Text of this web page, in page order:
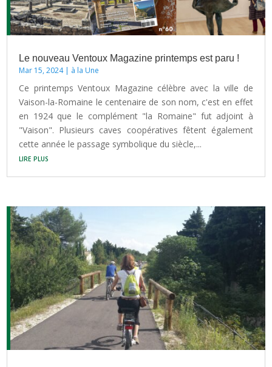
Le nouveau Ventoux Magazine printemps est paru !
Mar 15, 2024| à la Une
Ce printemps Ventoux Magazine célèbre avec la ville de
Vaison-la-Romaine le centenaire de son nom, c'est en effet
en 1924 que le complément "la Romaine" fut adjoint à
"Vaison". Plusieurs caves coopératives fêtent également
cette année le passage symbolique du siècle,...
lire plus